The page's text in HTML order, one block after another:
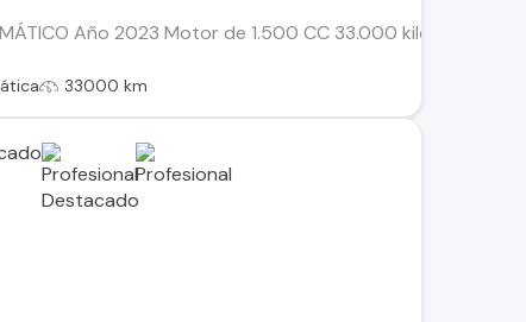
Año 2023 Motor de 1.500 CC 33.000
33000 km